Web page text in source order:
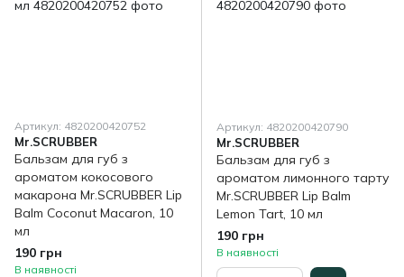
Артикул: 4820200420752
Mr.SCRUBBER
Бальзам для губ з
ароматом кокосового
макарона Mr.SCRUBBER Lip
Balm Coconut Macaron, 10
мл
190 грн
В наявності
Артикул: 4820200420790
Mr.SCRUBBER
Бальзам для губ з
ароматом лимонного тарту
Mr.SCRUBBER Lip Balm
Lemon Tart, 10 мл
190 грн
В наявності